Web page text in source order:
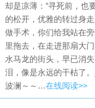
却是凉薄：“寻死前，
的松开，优雅的转过身
做手术，你们给我站在
里拖去，在走进那扇大
水马龙的街头，早已消
泪，像是永远的干枯了
波澜～～…在线阅读>>